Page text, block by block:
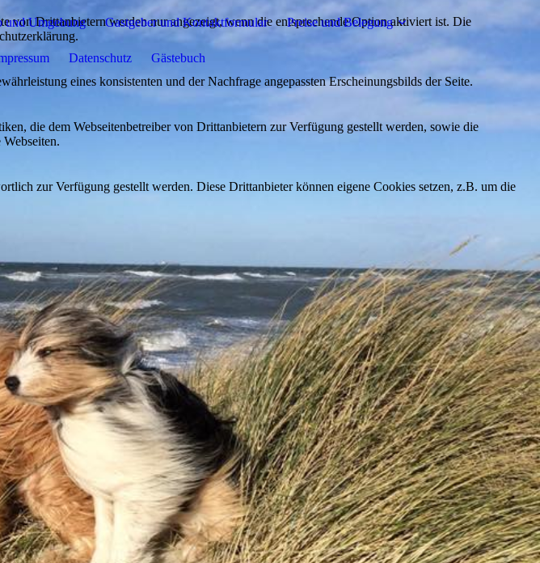
und Umgebung Gastgeber und Kontaktformular Preise und Belegung
Datenschutz Gästebuch
von Drittanbietern werden nur angezeigt, wenn die entsprechende Option aktiviert ist. Die
eines konsistenten und der Nachfrage angepassten Erscheinungsbilds der Seite.
die dem Webseitenbetreiber von Drittanbietern zur Verfügung gestellt werden, sowie die
zur Verfügung gestellt werden. Diese Drittanbieter können eigene Cookies setzen, z.B. um die